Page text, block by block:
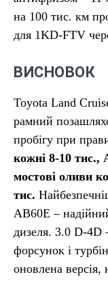
на 100 тис. км
для 1KD-FTV
ВИСНОВОК
Toyota Land
рамний
пробігу при
кожні 8-10 тис.,
мостові оливи
тис.
AB60E –
дизеля. 3.0 D-4D
форсунок і
оновлена версія,